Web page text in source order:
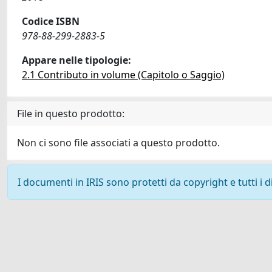
Codice ISBN
978-88-299-2883-5
Appare nelle tipologie:
2.1 Contributo in volume (Capitolo o Saggio)
File in questo prodotto:
Non ci sono file associati a questo prodotto.
I documenti in IRIS sono protetti da copyright e tutti i